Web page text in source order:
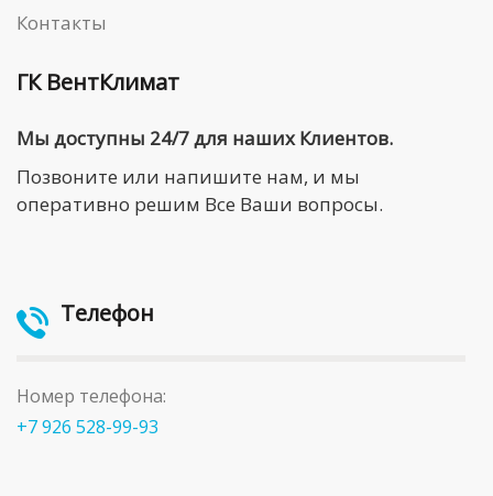
Контакты
ГК ВентКлимат
Мы доступны 24/7 для наших Клиентов.
Позвоните или напишите нам, и мы
оперативно решим Все Ваши вопросы.
Телефон
Номер телефона:
+7 926 528-99-93